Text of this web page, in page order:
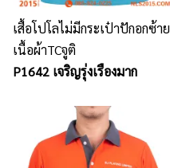
เสื้อโปโลไม่มีกระเป๋าปักอกซ้าย
เนื้อผ้าTCจูติ
P1642 เจริญรุ่งเรืองมาก